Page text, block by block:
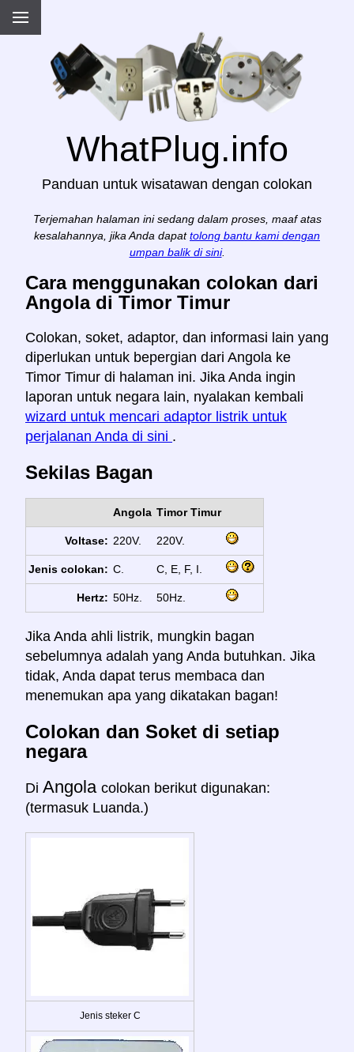
WhatPlug.info
Panduan untuk wisatawan dengan colokan
Terjemahan halaman ini sedang dalam proses, maaf atas
kesalahannya, jika Anda dapat tolong bantu kami dengan
umpan balik di sini.
Cara menggunakan colokan dari
Angola di Timor Timur
Colokan, soket, adaptor, dan informasi lain yang
diperlukan untuk bepergian dari Angola ke
Timor Timur di halaman ini. Jika Anda ingin
laporan untuk negara lain, nyalakan kembali
wizard untuk mencari adaptor listrik untuk
perjalanan Anda di sini .
Sekilas Bagan
Angola Timor Timur
Voltase: 220V. 220V.
Jenis colokan: C. C, E, F, I.
Hertz: 50Hz. 50Hz.
Jika Anda ahli listrik, mungkin bagan
sebelumnya adalah yang Anda butuhkan. Jika
tidak, Anda dapat terus membaca dan
menemukan apa yang dikatakan bagan!
Colokan dan Soket di setiap
negara
Di Angola colokan berikut digunakan:
(termasuk Luanda.)
Jenis steker C